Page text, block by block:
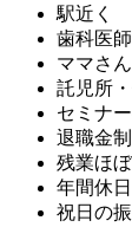
駅近く
歯科医
ママさ
託児所
セミナ
退職金
残業ほ
年間休
祝日の